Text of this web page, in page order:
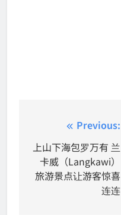
navigation
Previous:
上山下海包罗万有 兰
卡威（Langkawi）
旅游景点让游客惊喜
连连